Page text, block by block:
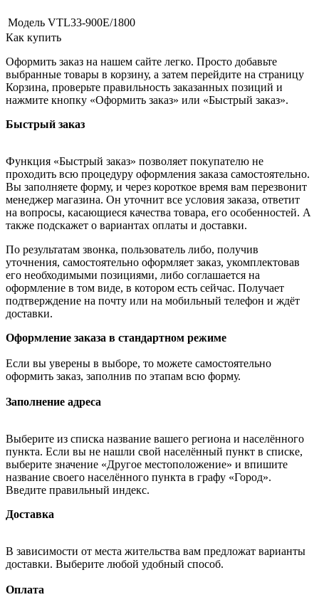
Модель VTL33-900E/1800
Как купить
Оформить заказ на нашем сайте легко. Просто добавьте
выбранные товары в корзину, а затем перейдите на страницу
Корзина, проверьте правильность заказанных позиций и
нажмите кнопку «Оформить заказ» или «Быстрый заказ».
Быстрый заказ
Функция «Быстрый заказ» позволяет покупателю не
проходить всю процедуру оформления заказа самостоятельно.
Вы заполняете форму, и через короткое время вам перезвонит
менеджер магазина. Он уточнит все условия заказа, ответит
на вопросы, касающиеся качества товара, его особенностей. А
также подскажет о вариантах оплаты и доставки.
По результатам звонка, пользователь либо, получив
уточнения, самостоятельно оформляет заказ, укомплектовав
его необходимыми позициями, либо соглашается на
оформление в том виде, в котором есть сейчас. Получает
подтверждение на почту или на мобильный телефон и ждёт
доставки.
Оформление заказа в стандартном режиме
Если вы уверены в выборе, то можете самостоятельно
оформить заказ, заполнив по этапам всю форму.
Заполнение адреса
Выберите из списка название вашего региона и населённого
пункта. Если вы не нашли свой населённый пункт в списке,
выберите значение «Другое местоположение» и впишите
название своего населённого пункта в графу «Город».
Введите правильный индекс.
Доставка
В зависимости от места жительства вам предложат варианты
доставки. Выберите любой удобный способ.
Оплата